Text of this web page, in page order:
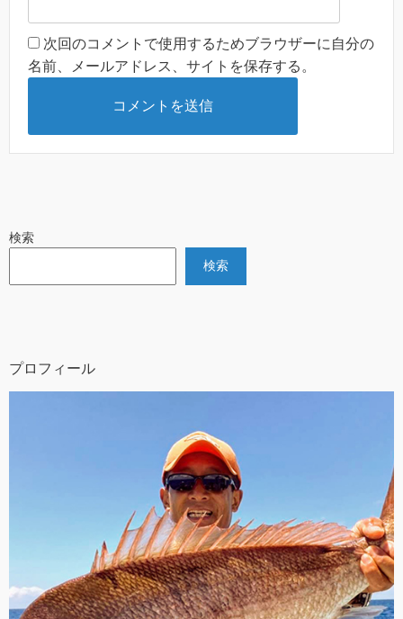
次回のコメントで使用するためブラウザーに自分の
名前、メールアドレス、サイトを保存する。
検索
検索
プロフィール